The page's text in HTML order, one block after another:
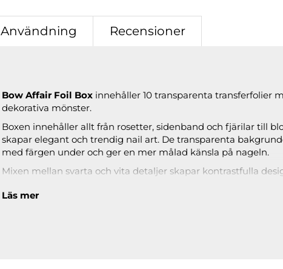
Användning Recensioner
Bow Affair Foil Box innehåller 10 transparenta transferfolier
dekorativa mönster.
Boxen innehåller allt från rosetter, sidenband och fjärilar till
skapar elegant och trendig nail art. De transparenta
med färgen under och ger en mer målad känsla på nageln.
Mixen mellan svarta och vita detaljer skapar kontrastfulla
Folierna levereras i praktiska rullar samlade i en box som
Läs mer